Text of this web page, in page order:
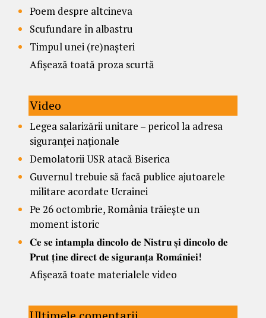
Poem despre altcineva
Scufundare în albastru
Timpul unei (re)nașteri
Afișează toată proza scurtă
Video
Legea salarizării unitare – pericol la adresa
siguranței naționale
Demolatorii USR atacă Biserica
Guvernul trebuie să facă publice ajutoarele
militare acordate Ucrainei
Pe 26 octombrie, România trăiește un
moment istoric
𝐂𝐞 𝐬𝐞 𝐢𝐧𝐭𝐚𝐦𝐩𝐥𝐚 𝐝𝐢𝐧𝐜𝐨𝐥𝐨 𝐝𝐞 𝐍𝐢𝐬𝐭𝐫𝐮 𝐬̦𝐢 𝐝𝐢𝐧𝐜𝐨𝐥𝐨 𝐝𝐞
𝐏𝐫𝐮𝐭 𝐭̦𝐢𝐧𝐞 𝐝𝐢𝐫𝐞𝐜𝐭 𝐝𝐞 𝐬𝐢𝐠𝐮𝐫𝐚𝐧𝐭̦𝐚 𝐑𝐨𝐦𝐚̂𝐧𝐢𝐞𝐢!
Afișează toate materialele video